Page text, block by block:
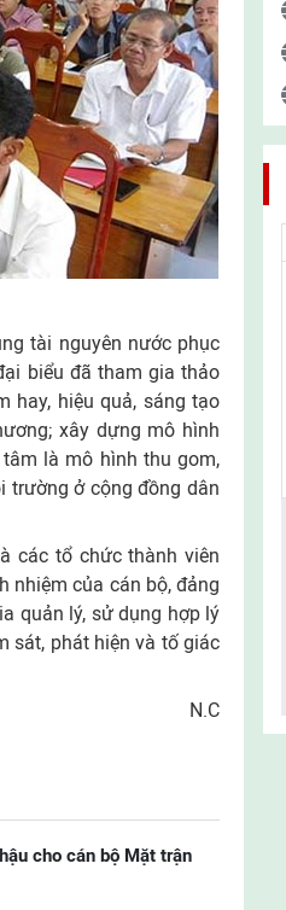
tài nguyên nước phục
biểu đã tham gia thảo
hay, hiệu quả, sáng tạo
xây dựng mô hình
là mô hình thu gom,
trường ở cộng đồng dân
các tổ chức thành viên
nhiệm của cán bộ, đảng
quản lý, sử dụng hợp lý
sát, phát hiện và tố giác
N.C
cho cán bộ Mặt trận